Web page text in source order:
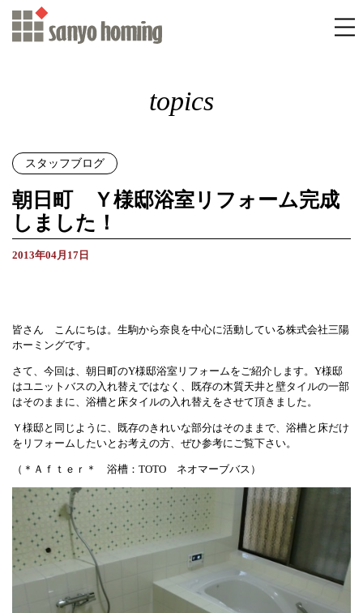
topics
スタッフブログ
朝日町 Ｙ様邸浴室リフォーム完成
しました！
2013年04月17日
皆さん こんにちは。生駒から奈良を中心に活動している株式会社三陽
ホーミングです。
さて、今回は、朝日町のY様邸浴室リフォームをご紹介します。Y様邸
はユニットバスの入れ替えではなく、既存の木質天井と壁タイルの一部
はそのままに、浴槽と床タイルの入れ替えをさせて頂きました。
Ｙ様邸と同じように、既存のきれいな部分はそのままで、浴槽と床だけ
をリフォームしたいとお考えの方、ぜひ参考にご覧下さい。
（＊Ａｆｔｅｒ＊ 浴槽：TOTO ネオマーブバス）